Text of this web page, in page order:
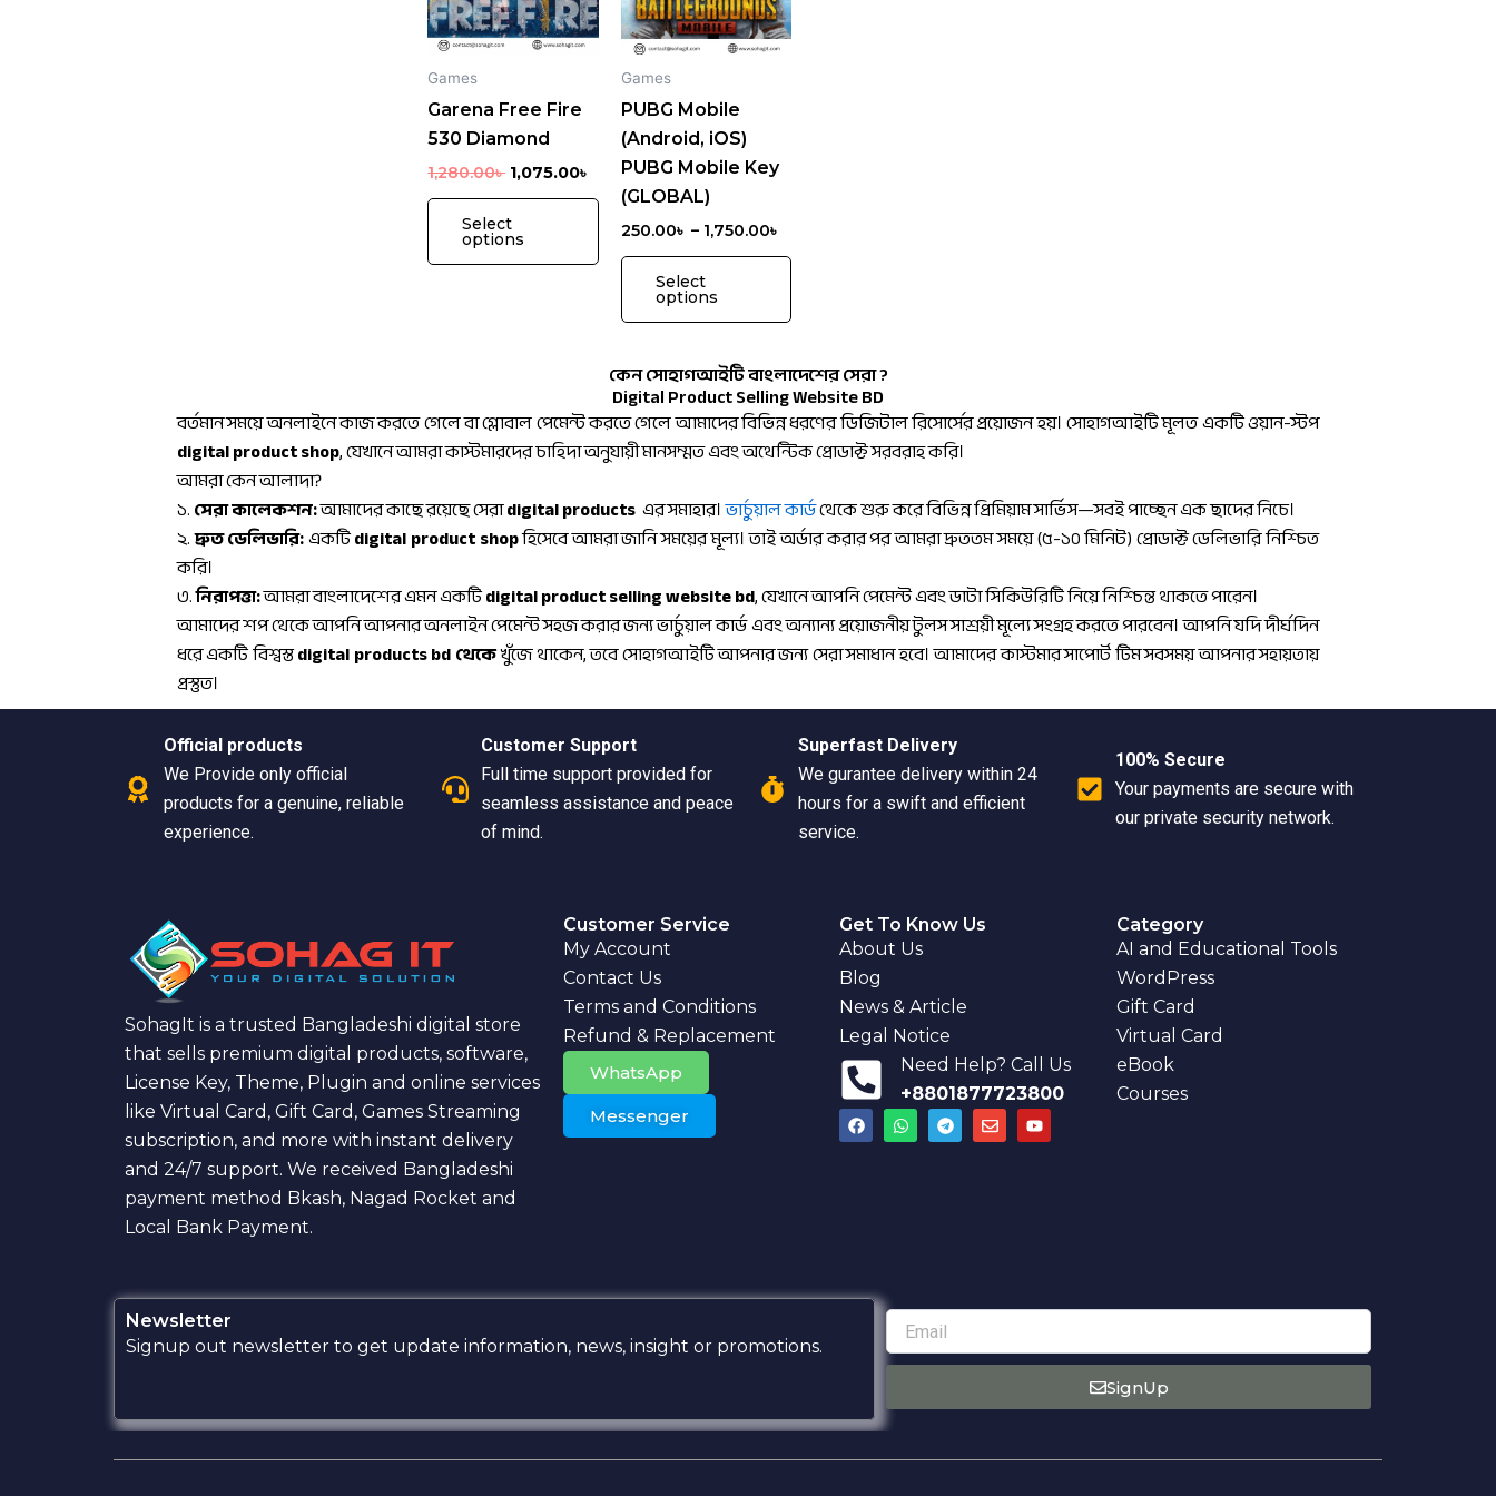
Games
Garena Free Fire
530 Diamond
1,280.00৳ 1,075.00৳
Select
options
variants.
The
options
may
chosen
Games
PUBG Mobile
(Android, iOS)
PUBG Mobile Key
(GLOBAL)
250.00৳ – 1,750.00৳
Select
options
variants.
The
কেন সোহাগআইটি বাংলাদেশের সেরা ?
Digital Product Selling Website BD
বর্তমান সময়ে অনলাইনে কাজ করতে গেলে বা গ্লোবাল পেমেন্ট করতে গেলে আমাদের বিভিন্ন ধরণের ডিজিটাল রিসোর্সের প্রয়োজন হয়। সোহাগআইটি মূলত একটি ওয়ান-স্টপ
digital product shop, যেখানে আমরা কাস্টমারদের চাহিদা অনুযায়ী মানসম্মত এবং অথেন্টিক প্রোডাক্ট সরবরাহ করি।
আমরা কেন আলাদা?
১.সেরা কালেকশন:আমাদের কাছে রয়েছে সেরাdigital products এর সমাহার।ভার্চুয়াল কার্ডথেকে শুরু করে বিভিন্ন প্রিমিয়াম সার্ভিস—সবই পাচ্ছেন এক ছাদের নিচে।
২.দ্রুত ডেলিভারি:একটিdigital product shopহিসেবে আমরা জানি সময়ের মূল্য। তাই অর্ডার করার পর আমরা দ্রুততম সময়ে (৫-১০ মিনিট) প্রোডাক্ট ডেলিভারি নিশ্চিত
করি।
৩.নিরাপত্তা:আমরা বাংলাদেশের এমন একটিdigital product selling website bd, যেখানে আপনি পেমেন্ট এবং ডাটা সিকিউরিটি নিয়ে নিশ্চিন্ত থাকতে পারেন।
আমাদের শপ থেকে আপনি আপনার অনলাইন পেমেন্ট সহজ করার জন্য ভার্চুয়াল কার্ড এবং অন্যান্য প্রয়োজনীয় টুলস সাশ্রয়ী মূল্যে সংগ্রহ করতে পারবেন। আপনি যদি দীর্ঘদিন
ধরে একটি বিশ্বস্তdigital products bd থেকেখুঁজে থাকেন, তবে সোহাগআইটি আপনার জন্য সেরা সমাধান হবে। আমাদের কাস্টমার সাপোর্ট টিম সবসময় আপনার সহায়তায়
প্রস্তুত।
Official products
We Provide only official
products for a genuine, reliable
experience.
Customer Support
Full time support provided for
seamless assistance and peace
of mind.
Superfast Delivery
We gurantee delivery within 24
hours for a swift and efficient
service.
100% Secure
Your payments are secure with
our private security network.
SohagIt is a trusted Bangladeshi digital store
that sells premium digital products, software,
License Key, Theme, Plugin and online services
like Virtual Card, Gift Card, Games Streaming
subscription, and more with instant delivery
and 24/7 support. We received Bangladeshi
payment method Bkash, Nagad Rocket and
Local Bank Payment.
Customer Service
My Account
Contact Us
Terms and Conditions
Refund & Replacement
WhatsApp
Messenger
Get To Know Us
About Us
Blog
News & Article
Legal Notice
Need Help? Call Us
+8801877723800
F
a
W
h
T
e
E
n
Y
o
Category
AI and Educational Tools
WordPress
Gift Card
Virtual Card
eBook
Courses
Newsletter
Signup out newsletter to get update information, news, insight or promotions.
Email
SignUp